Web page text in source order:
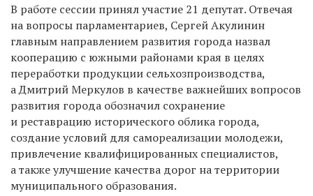
В работе сессии принял участие 21 депутат. Отвечая
на вопросы парламентариев, Сергей Акулинин
главным направлением развития города назвал
кооперацию с южными районами края в целях
переработки продукции сельхозпроизводства,
а Дмитрий Меркулов в качестве важнейших вопросов
развития города обозначил сохранение
и реставрацию исторического облика города,
создание условий для самореализации молодежи,
привлечение квалифицированных специалистов,
а также улучшение качества дорог на территории
муниципального образования.